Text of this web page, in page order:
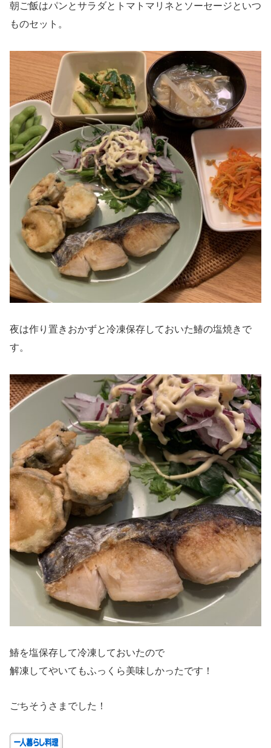
朝ご飯はパンとサラダとトマトマリネとソーセージといつ
ものセット。
夜は作り置きおかずと冷凍保存しておいた鰆の塩焼きで
す。
鰆を塩保存して冷凍しておいたので
解凍してやいてもふっくら美味しかったです！
ごちそうさまでした！